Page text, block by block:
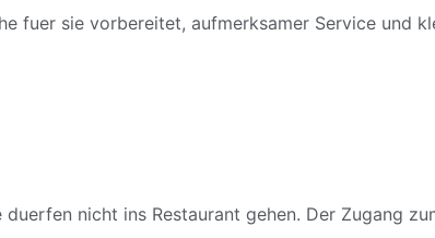
fuer sie vorbereitet, aufmerksamer Service und
nicht ins Restaurant gehen. Der Zugang